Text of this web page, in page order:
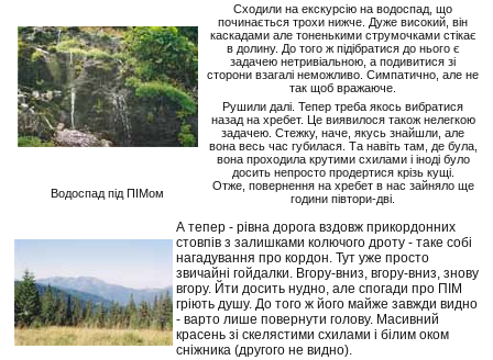
Сходили на екскурсію на водоспад, що
починається трохи нижче. Дуже високий, він
каскадами але тоненькими струмочками стікає
в долину. До того ж підібратися до нього є
задачею нетривіальною, а подивитися зі
сторони взагалі неможливо. Симпатично, але не
так щоб вражаюче.
Рушили далі. Тепер треба якось вибратися
назад на хребет. Це виявилося також нелегкою
задачею. Стежку, наче, якусь знайшли, але
вона весь час губилася. Та навіть там, де була,
вона проходила крутими схилами і іноді було
досить непросто продертися крізь кущі.
Отже, повернення на хребет в нас зайняло ще
години півтори-дві.
Водоспад під ПІМом
А тепер - рівна дорога вздовж прикордонних
стовпів з залишками колючого дроту - таке собі
нагадування про кордон. Тут уже просто
звичайні гойдалки. Вгору-вниз, вгору-вниз, знову
вгору. Йти досить нудно, але спогади про ПІМ
гріють душу. До того ж його майже завжди видно
- варто лише повернути голову. Масивний
красень зі скелястими схилами і білим оком
сніжника (другого не видно).